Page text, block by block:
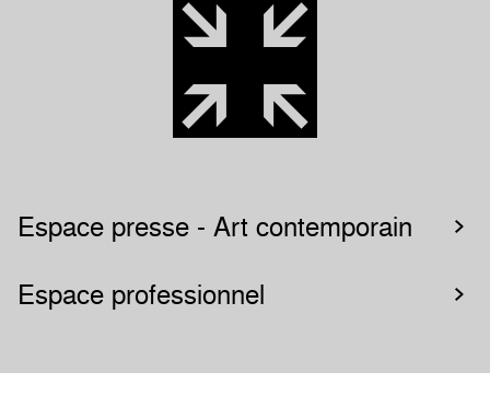
Espace presse - Art contemporain
Espace professionnel